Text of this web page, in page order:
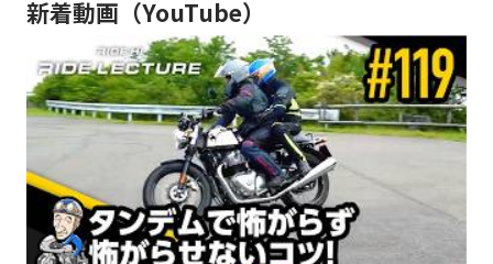
新着動画（YouTube）